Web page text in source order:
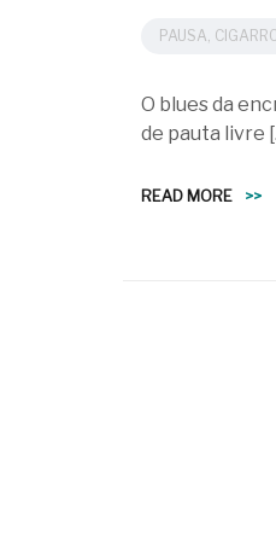
PAUSA,
O blues da
de pauta livre
READ MORE >>